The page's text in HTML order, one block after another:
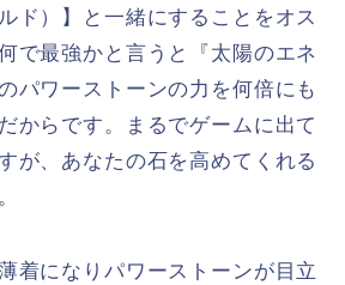
ド）】と一緒にすることをオス
で最強かと言うと『太陽のエネ
パワーストーンの力を何倍にも
からです。まるでゲームに出て
が、あなたの石を高めてくれる
着になりパワーストーンが目立